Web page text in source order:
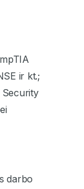
ir kt.;
darbo